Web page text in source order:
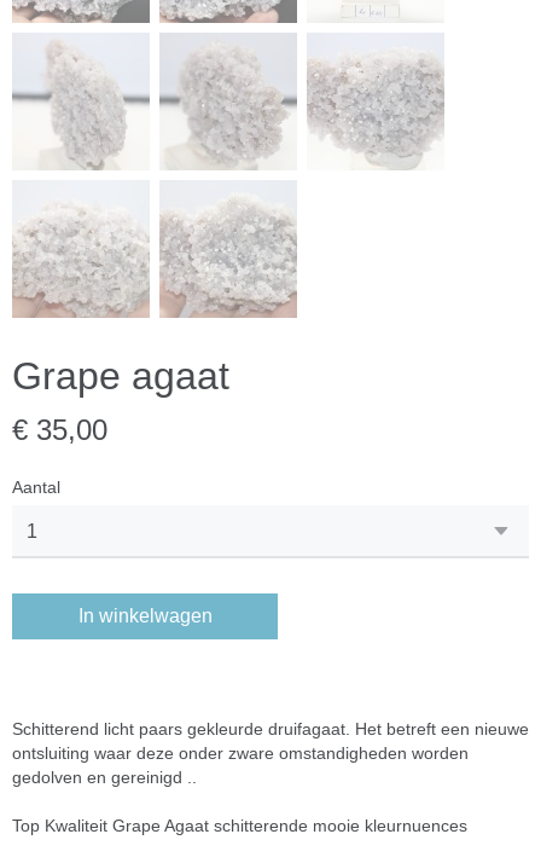
Grape agaat
€ 35,00
Aantal
In winkelwagen
Schitterend licht paars gekleurde druifagaat. Het betreft een nieuwe
ontsluiting waar deze onder zware omstandigheden worden
gedolven en gereinigd ..
Top Kwaliteit Grape Agaat schitterende mooie kleurnuences